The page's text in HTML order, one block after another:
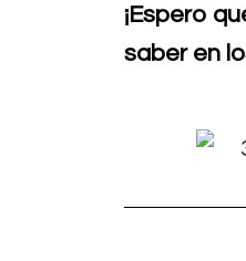
¡Espero
saber en